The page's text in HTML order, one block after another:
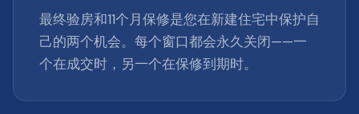
最终验房和11个月保修是您在新建住宅中保护自
己的两个机会。每个窗口都会永久关闭——一
个在成交时，另一个在保修到期时。